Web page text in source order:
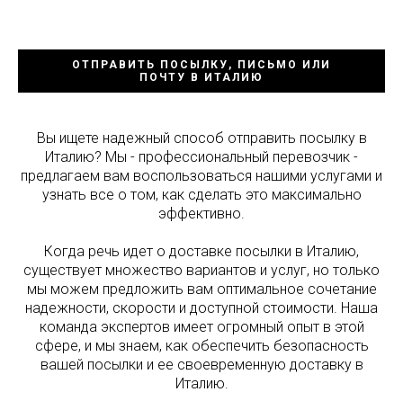
ОТПРАВИТЬ ПОСЫЛКУ, ПИСЬМО ИЛИ
ПОЧТУ В ИТАЛИЮ
Вы ищете надежный способ отправить посылку в
Италию? Мы - профессиональный перевозчик -
предлагаем вам воспользоваться нашими услугами и
узнать все о том, как сделать это максимально
эффективно.
Когда речь идет о доставке посылки в Италию,
существует множество вариантов и услуг, но только
мы можем предложить вам оптимальное сочетание
надежности, скорости и доступной стоимости. Наша
команда экспертов имеет огромный опыт в этой
сфере, и мы знаем, как обеспечить безопасность
вашей посылки и ее своевременную доставку в
Италию.